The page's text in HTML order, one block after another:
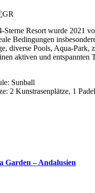
Sterne Resort wurde 2021
Bedingungen
diverse Pools, Aqua-Park,
aktiven und entspannten
Sunball
2 Kunstrasenplätze, 1
Garden – Andalusien